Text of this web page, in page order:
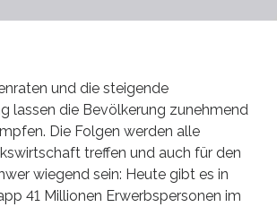
und die steigende
lassen die Bevölkerung zunehmend
Die Folgen werden alle
treffen und auch für den
wiegend sein: Heute gibt es in
41 Millionen Erwerbspersonen im